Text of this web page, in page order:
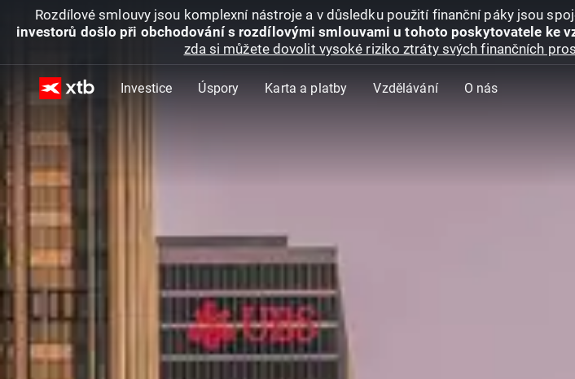
Rozdílové smlouvy jsou komplexní nástroje a v důsledku použití finanční páky jsou
investorů došlo při obchodování s rozdílovými smlouvami u tohoto poskytovatele ke
zda si můžete dovolit vysoké riziko ztráty svých finančních
Investice Úspory Karta a platby Vzdělávání O nás